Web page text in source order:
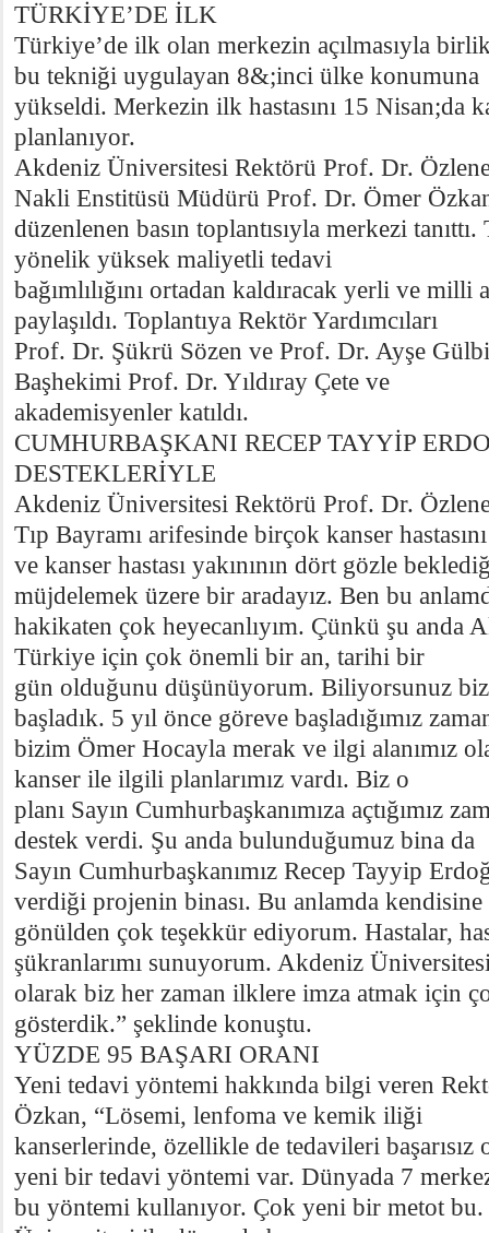
TÜRKİYE’DE İLK
Türkiye’de ilk olan merkezin açılmasıyla
bu tekniği uygulayan 8&;inci ülke konumuna
yükseldi. Merkezin ilk hastasını 15 Nisan;da
planlanıyor.
Akdeniz Üniversitesi Rektörü Prof. Dr.
Nakli Enstitüsü Müdürü Prof. Dr. Ömer
düzenlenen basın toplantısıyla merkezi tanıttı.
yönelik yüksek maliyetli tedavi
bağımlılığını ortadan kaldıracak yerli ve milli
paylaşıldı. Toplantıya Rektör Yardımcıları
Prof. Dr. Şükrü Sözen ve Prof. Dr. Ayşe
Başhekimi Prof. Dr. Yıldıray Çete ve
akademisyenler katıldı.
CUMHURBAŞKANI RECEP TAYYİP
DESTEKLERİYLE
Akdeniz Üniversitesi Rektörü Prof. Dr.
Tıp Bayramı arifesinde birçok kanser hastasını
ve kanser hastası yakınının dört gözle
müjdelemek üzere bir aradayız. Ben bu
hakikaten çok heyecanlıyım. Çünkü şu anda
Türkiye için çok önemli bir an, tarihi bir
gün olduğunu düşünüyorum. Biliyorsunuz
başladık. 5 yıl önce göreve başladığımız
bizim Ömer Hocayla merak ve ilgi alanımız
kanser ile ilgili planlarımız vardı. Biz o
planı Sayın Cumhurbaşkanımıza açtığımız
destek verdi. Şu anda bulunduğumuz bina da
Sayın Cumhurbaşkanımız Recep Tayyip
verdiği projenin binası. Bu anlamda kendisine
gönülden çok teşekkür ediyorum. Hastalar,
şükranlarımı sunuyorum. Akdeniz
olarak biz her zaman ilklere imza atmak için
gösterdik.” şeklinde konuştu.
YÜZDE 95 BAŞARI ORANI
Yeni tedavi yöntemi hakkında bilgi veren
Özkan, “Lösemi, lenfoma ve kemik iliği
kanserlerinde, özellikle de tedavileri başarısız
yeni bir tedavi yöntemi var. Dünyada 7
bu yöntemi kullanıyor. Çok yeni bir metot